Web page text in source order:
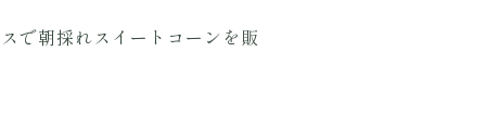
朝採れスイートコーンを販